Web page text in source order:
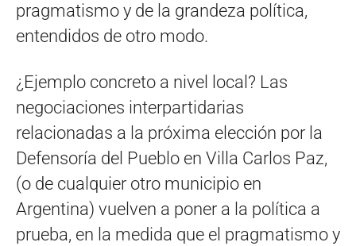
pragmatismo y de la grandeza política,
entendidos de otro modo.
¿Ejemplo concreto a nivel local? Las
negociaciones interpartidarias
relacionadas a la próxima elección por la
Defensoría del Pueblo en Villa Carlos Paz,
(o de cualquier otro municipio en
Argentina) vuelven a poner a la política a
prueba, en la medida que el pragmatismo y